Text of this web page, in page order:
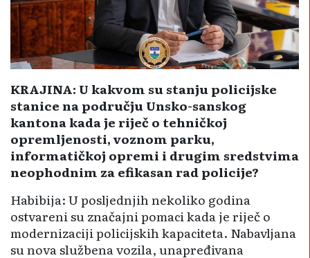
KRAJINA: U kakvom su stanju policijske
stanice na području Unsko-sanskog
kantona kada je riječ o tehničkoj
opremljenosti, voznom parku,
informatičkoj opremi i drugim sredstvima
neophodnim za efikasan rad policije?
Habibija: U posljednjih nekoliko godina
ostvareni su značajni po­maci kada je riječ o
modernizaciji policijskih kapaciteta. Nabavljana
su nova službena vozila, unapre­đivana